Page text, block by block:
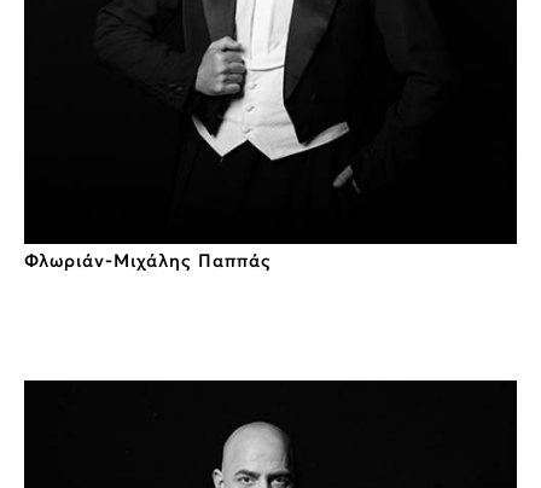
Φλωριάν-Μιχάλης Παππάς